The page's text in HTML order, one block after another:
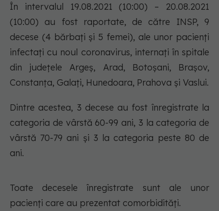
În intervalul 19.08.2021 (10:00) – 20.08.2021
(10:00) au fost raportate, de către INSP, 9
decese (4 bărbați și 5 femei), ale unor pacienți
infectați cu noul coronavirus, internați în spitale
din județele Argeș, Arad, Botoșani, Brașov,
Constanța, Galați, Hunedoara, Prahova și Vaslui.
Dintre acestea, 3 decese au fost înregistrate la
categoria de vârstă 60-99 ani, 3 la categoria de
vârstă 70-79 ani și 3 la categoria peste 80 de
ani.
Toate decesele înregistrate sunt ale unor
pacienți care au prezentat comorbidități.